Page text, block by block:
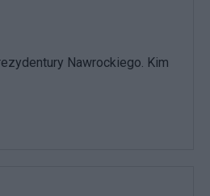
Nawrockiego. Kim